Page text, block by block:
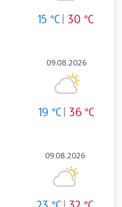
15 °C 30 °C
09.08.2026
19 °C 36 °C
09.08.2026